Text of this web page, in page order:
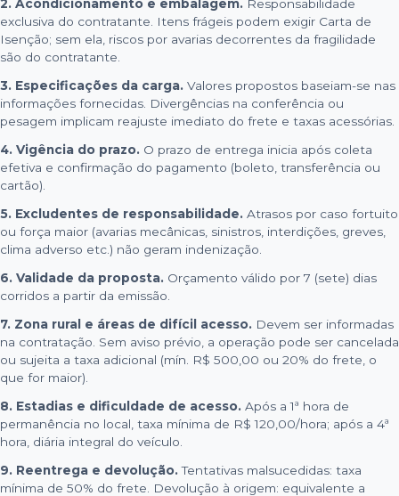
2. Acondicionamento e embalagem. Responsabilidade
exclusiva do contratante. Itens frágeis podem exigir Carta de
Isenção; sem ela, riscos por avarias decorrentes da fragilidade
são do contratante.
3. Especificações da carga. Valores propostos baseiam-se nas
informações fornecidas. Divergências na conferência ou
pesagem implicam reajuste imediato do frete e taxas acessórias.
4. Vigência do prazo. O prazo de entrega inicia após coleta
efetiva e confirmação do pagamento (boleto, transferência ou
cartão).
5. Excludentes de responsabilidade. Atrasos por caso fortuito
ou força maior (avarias mecânicas, sinistros, interdições, greves,
clima adverso etc.) não geram indenização.
6. Validade da proposta. Orçamento válido por 7 (sete) dias
corridos a partir da emissão.
7. Zona rural e áreas de difícil acesso. Devem ser informadas
na contratação. Sem aviso prévio, a operação pode ser cancelada
ou sujeita a taxa adicional (mín. R$ 500,00 ou 20% do frete, o
que for maior).
8. Estadias e dificuldade de acesso. Após a 1ª hora de
permanência no local, taxa mínima de R$ 120,00/hora; após a 4ª
hora, diária integral do veículo.
9. Reentrega e devolução.Tentativas malsucedidas: taxa
mínima de 50% do frete. Devolução à origem: equivalente a